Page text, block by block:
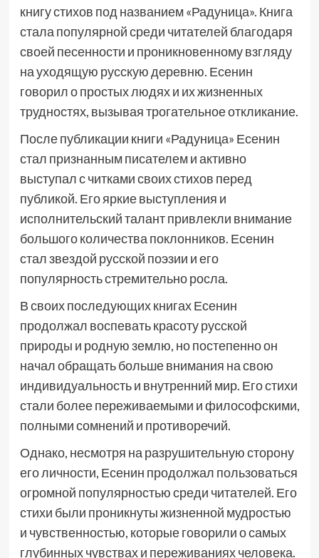
книгу стихов под названием «Радуница». Книга
стала популярной среди читателей благодаря
своей песенности и проникновенному взгляду
на уходящую русскую деревню. Есенин
говорил о простых людях и их жизненных
трудностях, вызывая трогательное откликание.
После публикации книги «Радуница» Есенин
стал признанным писателем и активно
выступал с читками своих стихов перед
публикой. Его яркие выступления и
исполнительский талант привлекли внимание
большого количества поклонников. Есенин
стал звездой русской поэзии и его
популярность стремительно росла.
В своих последующих книгах Есенин
продолжал воспевать красоту русской
природы и родную землю, но постепенно он
начал обращать больше внимания на свою
индивидуальность и внутренний мир. Его стихи
стали более переживаемыми и философскими,
полными сомнений и противоречий.
Однако, несмотря на разрушительную сторону
его личности, Есенин продолжал пользоваться
огромной популярностью среди читателей. Его
стихи были проникнуты жизненной мудростью
и чувственностью, которые говорили о самых
глубинных чувствах и переживаниях человека.